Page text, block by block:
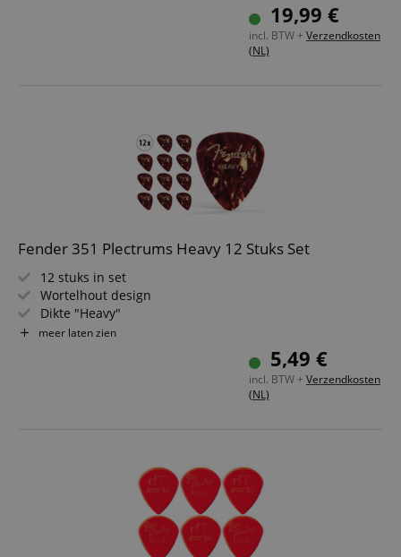
19,99 €
incl. BTW + Verzendkosten
(NL)
Fender 351 Plectrums Heavy 12 Stuks Set
12 stuks in set
Wortelhout design
Dikte "Heavy"
Traditionele vorm
meer laten zien
5,49 €
incl. BTW + Verzendkosten
(NL)